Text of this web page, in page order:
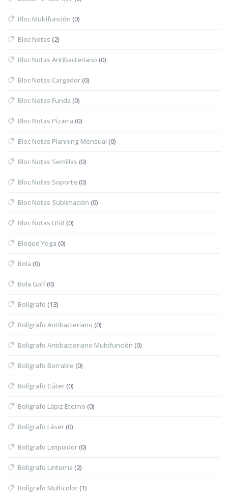
Bloc Multifunción (0)
Bloc Notas (2)
Bloc Notas Antibacteriano (0)
Bloc Notas Cargador(0)
Bloc Notas Funda (0)
Bloc Notas Pizarra (0)
Bloc Notas Planning Mensual (0)
Bloc Notas Semillas (0)
Bloc Notas Soporte (0)
Bloc Notas Sublimación (0)
Bloc Notas USB (0)
Bloque Yoga (0)
Bola (0)
Bola Golf(0)
Bolígrafo (13)
Bolígrafo Antibacteriano (0)
Bolígrafo Antibacteriano Multifunción (0)
Bolígrafo Borrable (0)
Bolígrafo Cúter(0)
Bolígrafo Lápiz Eterno (0)
Bolígrafo Láser(0)
Bolígrafo Limpiador(0)
Bolígrafo Linterna (2)
Bolígrafo Multicolor(1)